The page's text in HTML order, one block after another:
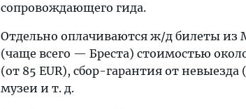
сопровождающего гида.
Отдельно оплачиваются ж/д билеты из
(чаще всего — Бреста) стоимостью
(от 85 EUR), сбор-гарантия от
музеи и т. д.